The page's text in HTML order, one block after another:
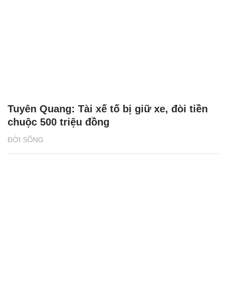
ĐỜI SỐNG
Tuyên Quang: Tài xế tố bị giữ xe, đòi tiền
chuộc 500 triệu đồng